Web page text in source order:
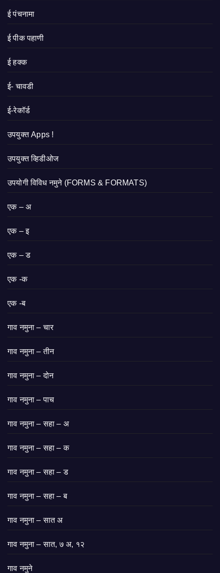
ई पंचनामा
ई पीक पहाणी
ई हक्क
ई- चावडी
ई-रेकॉर्ड
उपयुक्त Apps !
उपयुक्त व्हिडीओज
उपयोगी विविध नमुने (FORMS & FORMATS)
एक – अ
एक – इ
एक – ड
एक -क
एक -ब
गाव नमुना – चार
गाव नमुना – तीन
गाव नमुना – दोन
गाव नमुना – पाच
गाव नमुना – सहा – अ
गाव नमुना – सहा – क
गाव नमुना – सहा – ड
गाव नमुना – सहा – ब
गाव नमुना – सात अ
गाव नमुना – सात, ७ अ, १२
गाव नमुने